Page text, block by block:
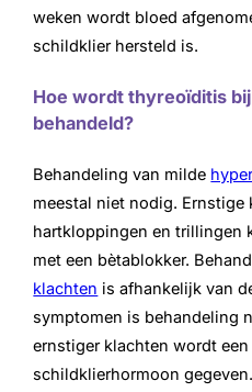
weken wordt bloed
schildklier hersteld is.
Hoe wordt thyreoïditis
behandeld?
Behandeling van milde
meestal niet nodig. Ernstige
hartkloppingen en trillingen
met een bètablokker.
klachten is afhankelijk van
symptomen is behandeling
ernstiger klachten wordt
schildklierhormoon